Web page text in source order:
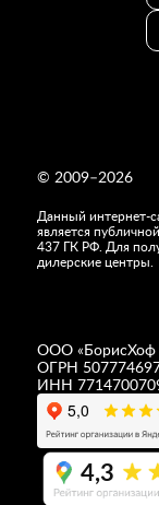
© 2009–2026
Данный интернет-
является
437 ГК РФ. Для
дилерские центры.
ООО «
ОГРН
ИНН
4,3